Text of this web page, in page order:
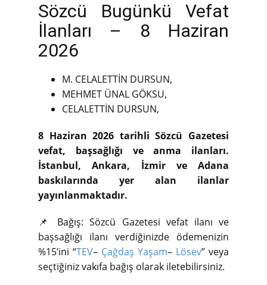
Sözcü Bugünkü Vefat
İlanları – 8 Haziran
2026
M. CELALETTİN DURSUN,
MEHMET ÜNAL GÖKSU,
CELALETTİN DURSUN,
8 Haziran 2026 tarihli Sözcü Gazetesi
vefat, başsağlığı ve anma ilanları.
İstanbul, Ankara, İzmir ve Adana
baskılarında yer alan ilanlar
yayınlanmaktadır.
📌 Bağış: Sözcü Gazetesi vefat ilanı ve
başsağlığı ilanı verdiğinizde ödemenizin
%15’ini “TEV– Çağdaş Yaşam– Lösev” veya
seçtiğiniz vakıfa bağış olarak iletebilirsiniz.